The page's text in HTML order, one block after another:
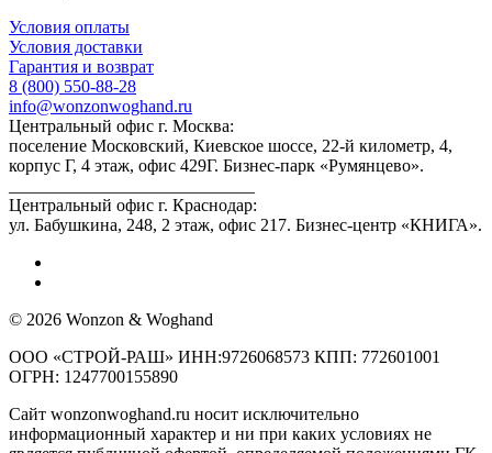
Условия оплаты
Условия доставки
Гарантия и возврат
8 (800) 550-88-28
info@wonzonwoghand.ru
Центральный офис г. Москва:
поселение Московский, Киевское шоссе, 22-й километр, 4,
корпус Г, 4 этаж, офис 429Г. Бизнес-парк «Румянцево».
Центральный офис г. Краснодар:
ул. Бабушкина, 248, 2 этаж, офис 217. Бизнес-центр «КНИГА».
© 2026 Wonzon & Woghand
ООО «СТРОЙ-РАШ» ИНН:9726068573 КПП: 772601001
ОГРН: 1247700155890
Сайт wonzonwoghand.ru носит исключительно
информационный характер и ни при каких условиях не